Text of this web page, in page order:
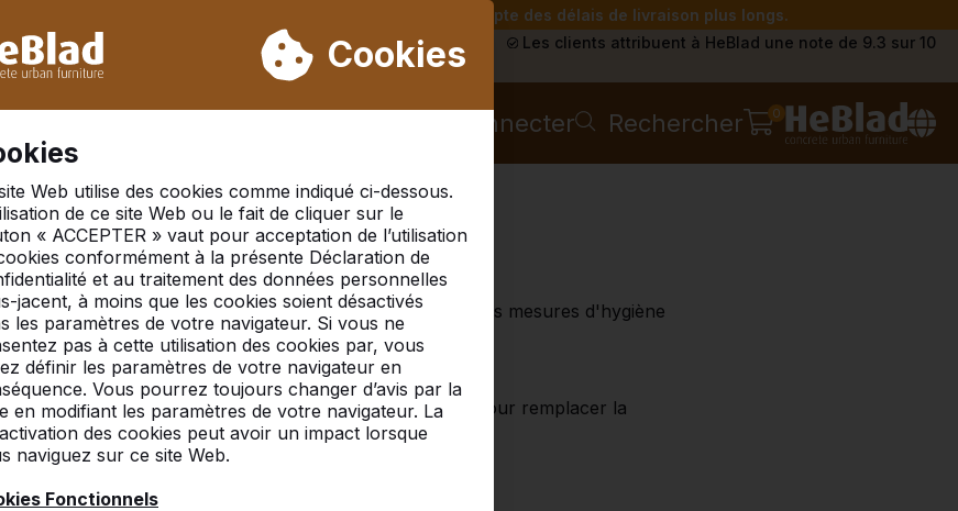
de la semaine 31 à la semaine 33. Veuillez donc tenir compte des délais de livraison plus longs.
Cookies
Web utilise des cookies comme indiqué ci-dessous.
de ce site Web ou le fait de cliquer sur le
« ACCEPTER » vaut pour acceptation de l’utilisation
conformément à la présente Déclaration de
et au traitement des données personnelles
jacent, à moins que les cookies soient désactivés
les paramètres de votre navigateur. Si vous ne
pas à cette utilisation des cookies par, vous
définir les paramètres de votre navigateur en
Vous pourrez toujours changer d’avis par la
en modifiant les paramètres de votre navigateur. La
des cookies peut avoir un impact lorsque
naviguez sur ce site Web.
Fonctionnels
Déjà plus de 30 000 produits vendus
Les clients attribuent à HeBlad une note de 9.3 sur 10
Se connecter Rechercher 0
Covid-19 virus
19 virus, nous vous demandons de prendre en compte les mesures d'hygiène
3 mètres de notre chauffeur
avec le pouce levé pour accord de réception pour remplacer la